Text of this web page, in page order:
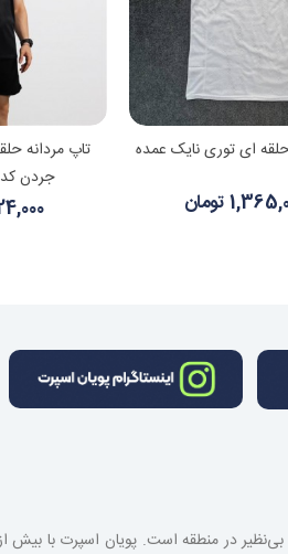
تاپ مردانه
جردن کد 11056 عمده
مشاهده بیشتر
ای توری نایک عمده
تومان
بی‌نظیر در منطقه است. پویان اسپرت با